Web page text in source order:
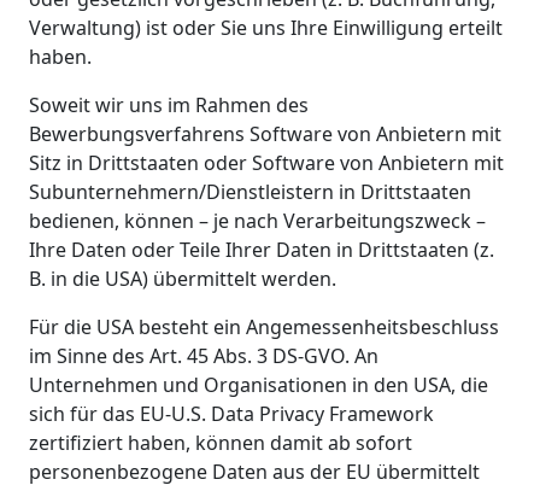
Verwaltung) ist oder Sie uns Ihre Einwilligung erteilt
haben.
Soweit wir uns im Rahmen des
Bewerbungsverfahrens Software von Anbietern mit
Sitz in Drittstaaten oder Software von Anbietern mit
Subunternehmern/Dienstleistern in Drittstaaten
bedienen, können – je nach Verarbeitungszweck –
Ihre Daten oder Teile Ihrer Daten in Drittstaaten (z.
B. in die USA) übermittelt werden.
Für die USA besteht ein Angemessenheitsbeschluss
im Sinne des Art. 45 Abs. 3 DS-GVO. An
Unternehmen und Organisationen in den USA, die
sich für das EU-U.S. Data Privacy Framework
zertifiziert haben, können damit ab sofort
personenbezogene Daten aus der EU übermittelt